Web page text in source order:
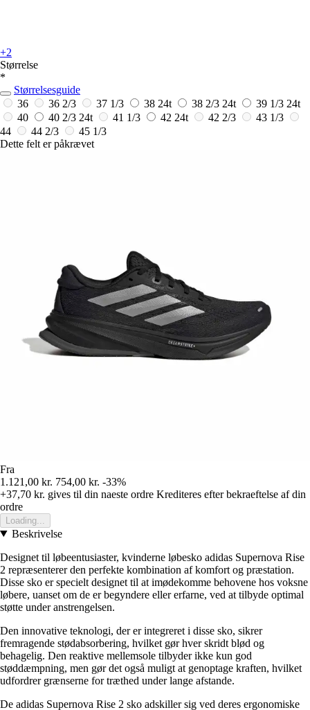
+2
Størrelse
*
Størrelsesguide
36
36 2/3 37 1/3 38 24t 38 2/3 24t 39 1/3 24t
40
40 2/3 24t 41 1/3 42 24t 42 2/3
43 1/3
44
44 2/3
45 1/3
Dette felt er påkrævet
Fra
1.121,00 kr. 754,00 kr. -33%
+37,70 kr. gives til din naeste ordre Krediteres efter bekraeftelse af din
ordre
Loading...
Beskrivelse
Designet til løbeentusiaster, kvinderne løbesko adidas Supernova Rise
2 repræsenterer den perfekte kombination af komfort og præstation.
Disse sko er specielt designet til at imødekomme behovene hos voksne
løbere, uanset om de er begyndere eller erfarne, ved at tilbyde optimal
støtte under anstrengelsen.
Den innovative teknologi, der er integreret i disse sko, sikrer
fremragende stødabsorbering, hvilket gør hver skridt blød og
behagelig. Den reaktive mellemsole tilbyder ikke kun god
støddæmpning, men gør det også muligt at genoptage kraften, hvilket
udfordrer grænserne for træthed under lange afstande.
De adidas Supernova Rise 2 sko adskiller sig ved deres ergonomiske